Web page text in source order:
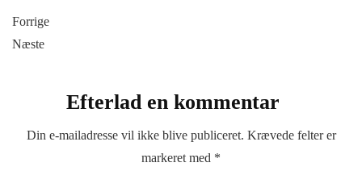
Forrige
Næste
Efterlad en kommentar
Din e-mailadresse vil ikke blive publiceret. Krævede felter er
markeret med *